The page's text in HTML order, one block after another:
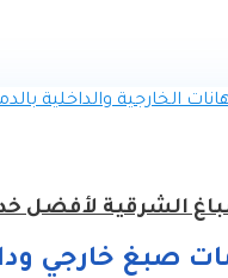
الشرقية لأفضل
صبغ خارجي